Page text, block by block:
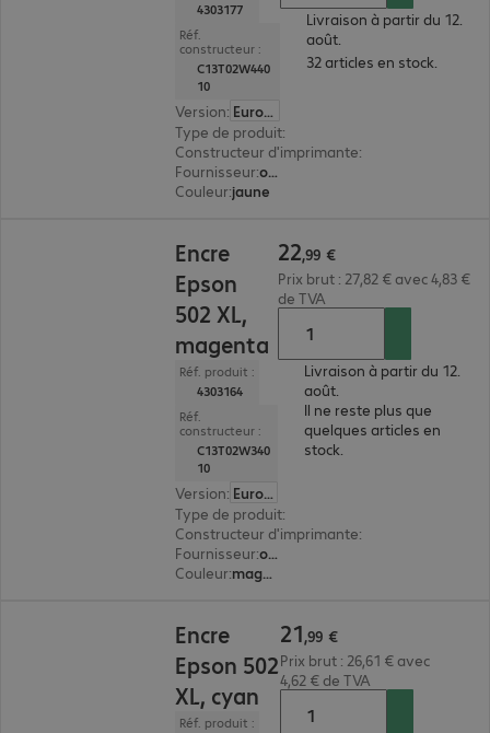
4303177
Réf.
constructeur :
C13T02W440
10
Version:
Europe
Type de produit:
Constructeur d'imprimante:
Fournisseur: original
Couleur:jaune
Livraison à partir du 12.
août.
32 articles en stock.
Encre
Epson
502 XL,
magenta
Réf. produit :
4303164
Réf.
constructeur :
C13T02W340
10
Version:
Europe
Type de produit:
Constructeur d'imprimante:
Fournisseur: original
Couleur: magenta
22,99 €
Prix brut : 27,82 € avec 4,83 €
de TVA
Livraison à partir du 12.
août.
Il ne reste plus que
quelques articles en
stock.
Encre
Epson 502
XL, cyan
Réf. produit :
21,99 €
Prix brut : 26,61 € avec
4,62 € de TVA